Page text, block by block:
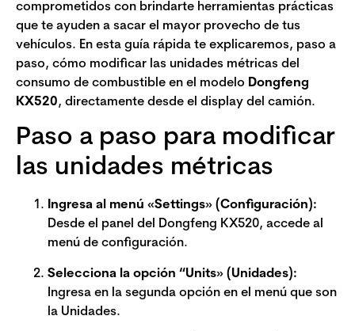
comprometidos con brindarte herramientas prácticas
que te ayuden a sacar el mayor provecho de tus
vehículos. En esta guía rápida te explicaremos, paso a
paso, cómo modificar las unidades métricas del
consumo de combustible en el modelo Dongfeng
KX520, directamente desde el display del camión.
Paso a paso para modificar
las unidades métricas
Ingresa al menú «Settings» (Configuración):
Desde el panel del Dongfeng KX520, accede al
menú de configuración.
Selecciona la opción “Units» (Unidades):
Ingresa en la segunda opción en el menú que son
la Unidades.